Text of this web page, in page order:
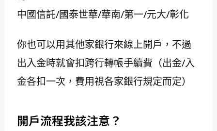
中國信託/國泰世華/華南/第一/元大/彰化
你也可以用其他家銀行來線上開戶，不過
出入金時就會扣跨行轉帳手續費（出金/入
金各扣一次，費用視各家銀行規定而定）
開戶流程我該注意？